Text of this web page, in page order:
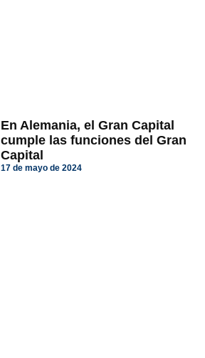
En Alemania, el Gran Capital
cumple las funciones del Gran
Capital
17 de mayo de 2024